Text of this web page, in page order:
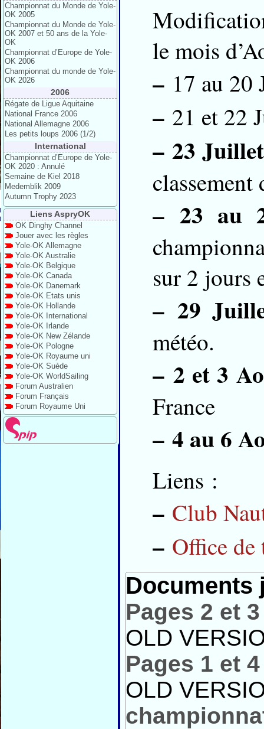
Championnat du Monde de Yole-
OK 2005
Championnat du Monde de Yole-
OK 2007 et 50 ans de la Yole-
OK
Championnat d’Europe de Yole-
OK 2006
Championnat du monde de Yole-
OK 2026
2006
Régate de Ligue Aquitaine
National France 2006
National Allemagne 2006
Les petits loups 2006 (1/2)
International
Championnat d’Europe de Yole-
OK 2020 : Annulé
Semaine de Kiel 2018
Medemblik 2009
Autumn Trophy 2023
Liens AspryOK
OK Dinghy Channel
Jouer avec les règles
Yole-OK Allemagne
Yole-OK Australie
Yole-OK Belgique
Yole-OK Canada
Yole-OK Danemark
Yole-OK Etats unis
Yole-OK Hollande
Yole-OK International
Yole-OK Irlande
Yole-OK New Zélande
Yole-OK Pologne
Yole-OK Royaume uni
Yole-OK Suède
Yole-OK WorldSailing
Forum Australien
Forum Français
Forum Royaume Uni
le mois
–17 au 20
–21 et 22
– 23 Juillet
– 23 au
sur 2 jours
– 29
météo.
– 2 et 3
France
– 4 au 6
Liens :
– Club
– Office
Documents
Pages 2 et 3
OLD
Pages 1 et 4
OLD